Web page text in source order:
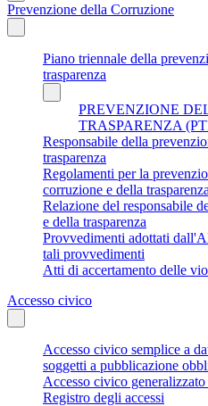
Prevenzione della Corruzione
Piano triennale della
trasparenza
PREVENZIONE
TRASPARENZA
Responsabile della
trasparenza
Regolamenti per la
corruzione e della trasparenza
Relazione del responsabile
e della trasparenza
Provvedimenti adottati
tali provvedimenti
Atti di accertamento delle
Accesso civico
Accesso civico semplice a
soggetti a pubblicazione
Accesso civico
Registro degli accessi